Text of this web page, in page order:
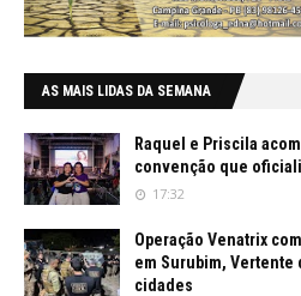
AS MAIS LIDAS DA SEMANA
Raquel e Priscila
convenção que
17:32
Operação Venatrix
em Surubim,
cidades